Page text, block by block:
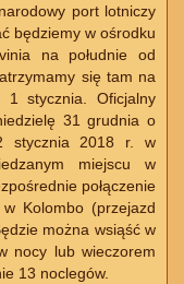
port lotniczy
będziemy w ośrodku
na południe od
się tam na
stycznia. Oficjalny
31 grudnia o
stycznia 2018 r. w
miejscu w
połączenie
Kolombo (przejazd
można wsiąść w
nocy lub wieczorem
13 noclegów.